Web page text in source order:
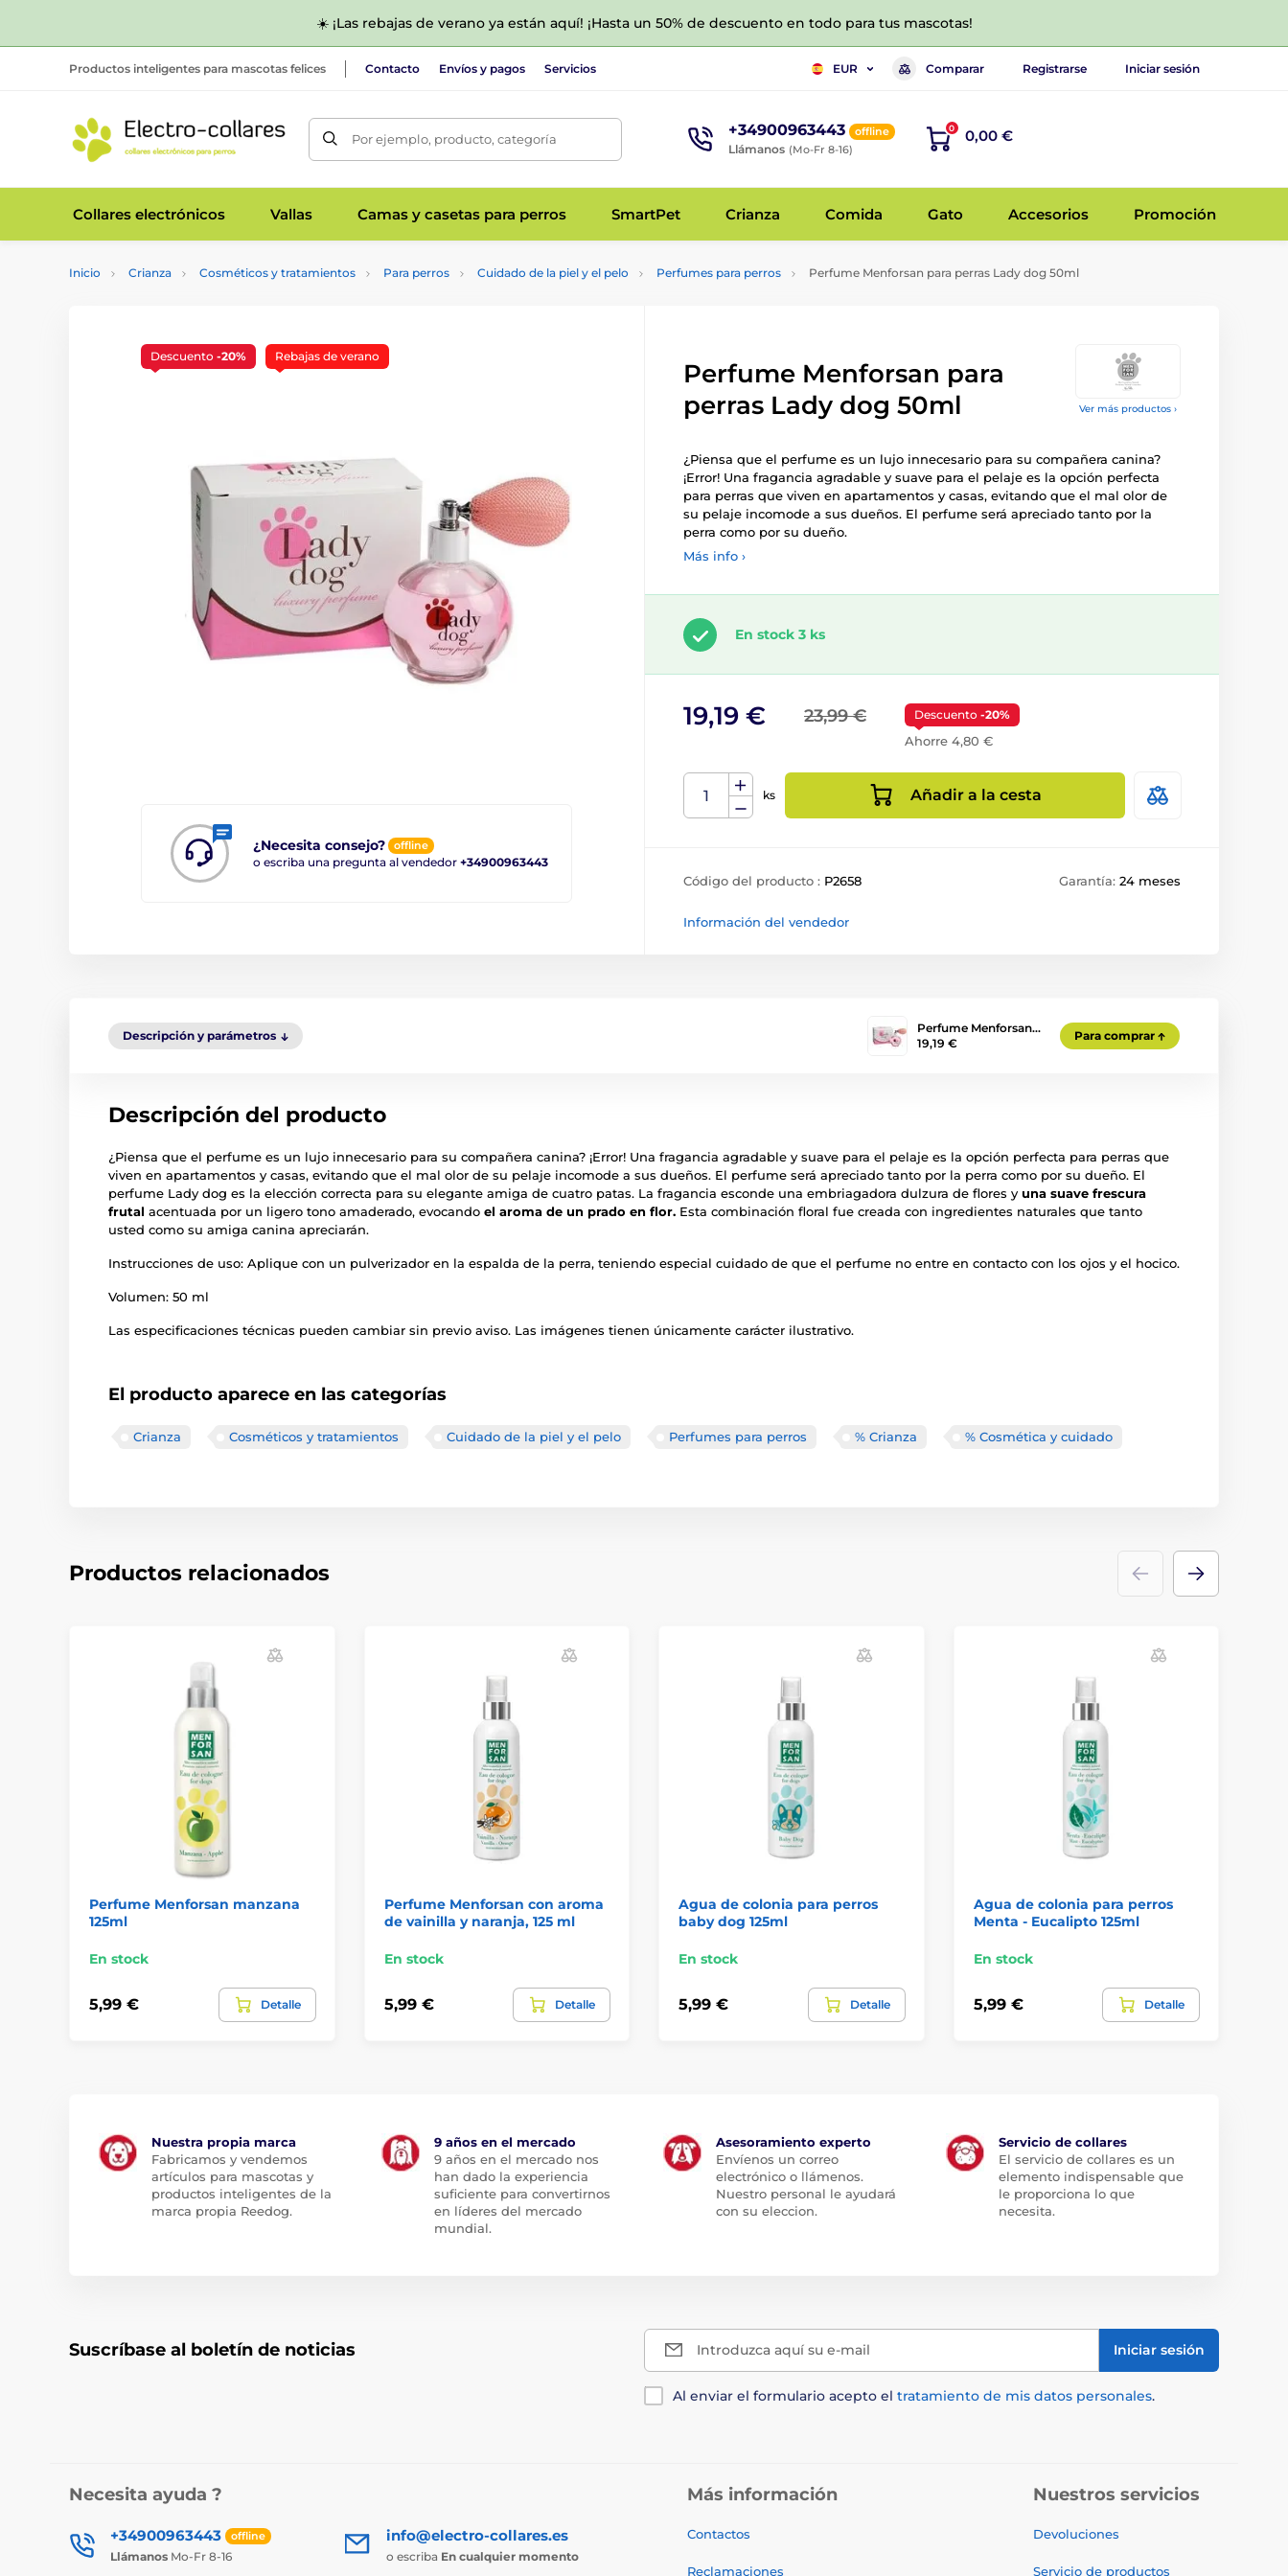
☀️ ¡Las rebajas de verano ya están aquí! ¡Hasta un 50% de descuento en todo para tus mascotas!
Productos inteligentes para mascotas felices Contacto Envíos y pagos Servicios EUR Comparar Registrarse Iniciar sesión
Por ejemplo, producto, categoría +34900963443 offline
Llámanos (Mo-Fr 8-16)
0 0,00 €
Collares electrónicos Vallas Camas y casetas para perros SmartPet Crianza Comida Gato Accesorios Promoción
Inicio Crianza Cosméticos y tratamientos Para perros Cuidado de la piel y el pelo Perfumes para perros Perfume Menforsan para perras Lady dog 50ml
Ver más productos ›
¿Necesita consejo? offline
o escriba una pregunta al vendedor +34900963443
Descuento -20% Rebajas de verano
Perfume Menforsan para
perras Lady dog 50ml
¿Piensa que el perfume es un lujo innecesario para su compañera canina?
¡Error! Una fragancia agradable y suave para el pelaje es la opción perfecta
para perras que viven en apartamentos y casas, evitando que el mal olor de
su pelaje incomode a sus dueños. El perfume será apreciado tanto por la
perra como por su dueño.
Más info ›
En stock 3 ks
23,99 €
19,19 € Descuento -20%
Ahorre 4,80 €
ks Añadir a la cesta
Código del producto : P2658 Garantía: 24 meses
Información del vendedor
Descripción y parámetros
Perfume Menforsan…
19,19 €
Para comprar
Descripción del producto
¿Piensa que el perfume es un lujo innecesario para su compañera canina? ¡Error! Una fragancia agradable y suave para el pelaje es la opción perfecta para perras que
viven en apartamentos y casas, evitando que el mal olor de su pelaje incomode a sus dueños. El perfume será apreciado tanto por la perra como por su dueño. El
perfume Lady dog es la elección correcta para su elegante amiga de cuatro patas. La fragancia esconde una embriagadora dulzura de flores y una suave frescura
frutal acentuada por un ligero tono amaderado, evocando el aroma de un prado en flor. Esta combinación floral fue creada con ingredientes naturales que tanto
usted como su amiga canina apreciarán.
Instrucciones de uso: Aplique con un pulverizador en la espalda de la perra, teniendo especial cuidado de que el perfume no entre en contacto con los ojos y el hocico.
Volumen: 50 ml
Las especificaciones técnicas pueden cambiar sin previo aviso. Las imágenes tienen únicamente carácter ilustrativo.
El producto aparece en las categorías
Crianza Cosméticos y tratamientos Cuidado de la piel y el pelo Perfumes para perros % Crianza % Cosmética y cuidado
Productos relacionados
Perfume Menforsan manzana
125ml
En stock
5,99 € Detalle
Perfume Menforsan con aroma
de vainilla y naranja, 125 ml
En stock
5,99 € Detalle
Agua de colonia para perros
baby dog 125ml
En stock
5,99 € Detalle
Agua de colonia para perros
Menta - Eucalipto 125ml
En stock
5,99 € Detalle
Nuestra propia marca
Fabricamos y vendemos
artículos para mascotas y
productos inteligentes de la
marca propia Reedog.
9 años en el mercado
9 años en el mercado nos
han dado la experiencia
suficiente para convertirnos
en líderes del mercado
mundial.
Asesoramiento experto
Envíenos un correo
electrónico o llámenos.
Nuestro personal le ayudará
con su eleccion.
Servicio de collares
El servicio de collares es un
elemento indispensable que
le proporciona lo que
necesita.
Suscríbase al boletín de noticias Introduzca aquí su e-mail Iniciar sesión
Al enviar el formulario acepto el tratamiento de mis datos personales.
Necesita ayuda ?
+34900963443 offline
Llámanos Mo-Fr 8-16
info@electro-collares.es
o escriba En cualquier momento
Más información
Contactos
Reclamaciones
Nuestros servicios
Devoluciones
Servicio de productos